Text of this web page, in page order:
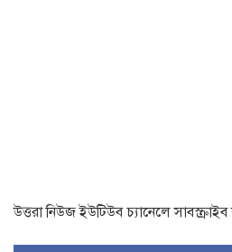
উত্তরা নিউজ ইউটিউব চ্যানেলে